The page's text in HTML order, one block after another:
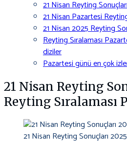
21 Nisan Reyting
21 Nisan Pazartesi
21 Nisan 2025 Reyting
Reyting Sıralaması
diziler
Pazartesi günü en çok
21 Nisan Reyting
Reyting Sıralaması
21 Nisan Reyting Sonuçları